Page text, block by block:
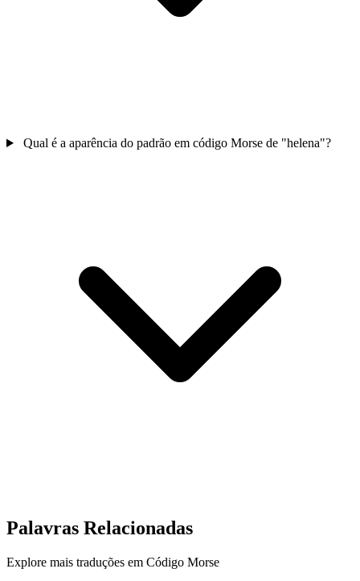
Qual é a aparência do padrão em código Morse de "helena"?
Palavras Relacionadas
Explore mais traduções em Código Morse